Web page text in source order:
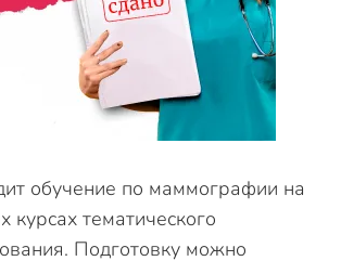
обучение по маммографии на
курсах тематического
Подготовку можно